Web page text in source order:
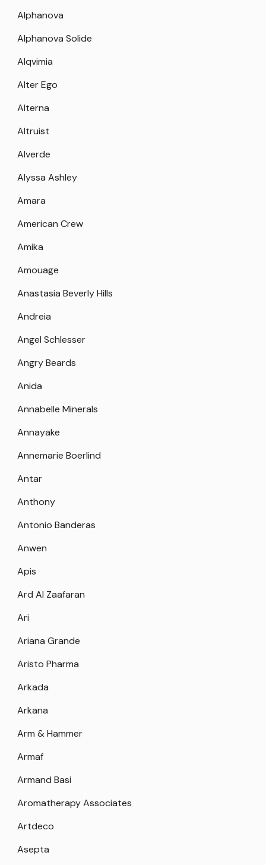
Alphanova
Alphanova Solide
Alqvimia
Alter Ego
Alterna
Altruist
Alverde
Alyssa Ashley
Amara
American Crew
Amika
Amouage
Anastasia Beverly Hills
Andreia
Angel Schlesser
Angry Beards
Anida
Annabelle Minerals
Annayake
Annemarie Boerlind
Antar
Anthony
Antonio Banderas
Anwen
Apis
Ard Al Zaafaran
Ari
Ariana Grande
Aristo Pharma
Arkada
Arkana
Arm & Hammer
Armaf
Armand Basi
Aromatherapy Associates
Artdeco
Asepta